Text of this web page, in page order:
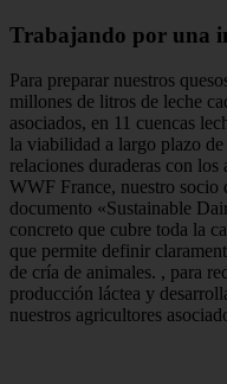
Trabajando por una
Para preparar nuestros
millones de litros de leche
asociados, en 11 cuencas
la viabilidad a largo plazo
relaciones duraderas con
WWF France, nuestro socio
documento «Sustainable
concreto que cubre toda la
que permite definir
de cría de animales. , para
producción láctea y
nuestros agricultores